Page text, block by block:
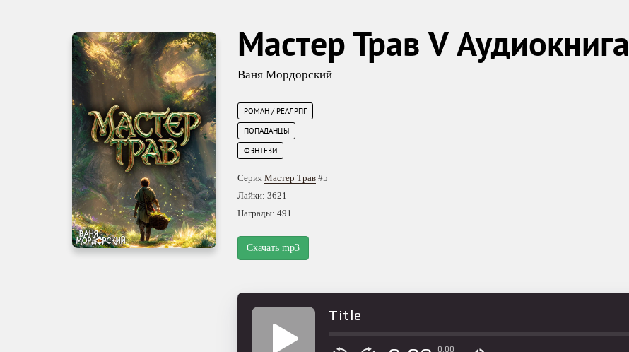
Мастер Трав V Аудиокнига
Ваня Мордорский
РОМАН / РЕАЛРПГ
ПОПАДАНЦЫ
ФЭНТЕЗИ
Серия Мастер Трав #5
Лайки: 3621
Награды: 491
Скачать mp3
Title
0:00